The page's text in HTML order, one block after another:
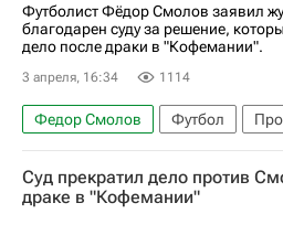
Футболист Фёдор Смолов заявил
благодарен суду за решение,
дело после драки в "Кофемании".
3 апреля, 16:34 1114
Федор Смолов Футбол
Москва
Россия
Суд прекратил дело против
драке в "Кофемании"